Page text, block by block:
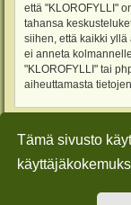
Tämä sivusto
että "KLOROFYLLI"
tahansa
siihen, että kaikki yllä
ei anneta
"KLOROFYLLI" tai
aiheuttamasta
Etusivu
Keskustelufoorumin